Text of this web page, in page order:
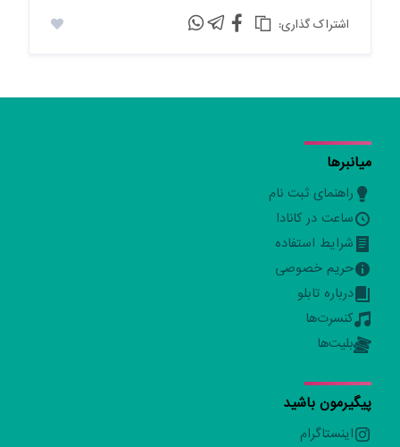
:اشتراک گذاری
میانبرها
راهنمای ثبت نام
ساعت در کانادا
شرایط استفاده
حریم خصوصی
درباره تابلو
کنسرت‌ها
بلیت‌ها
پیگیرمون باشید
اینستاگرام